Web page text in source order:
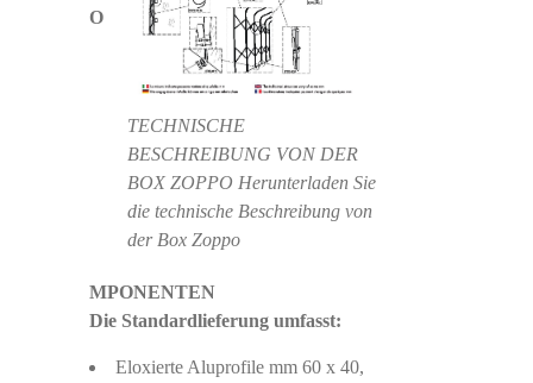
TECHNISCHE
BESCHREIBUNG VON DER
BOX ZOPPO Herunterladen Sie
die technische Beschreibung von
der Box Zoppo
O
MPONENTEN
Die Standardlieferung umfasst:
Eloxierte Aluprofile mm 60 x 40,